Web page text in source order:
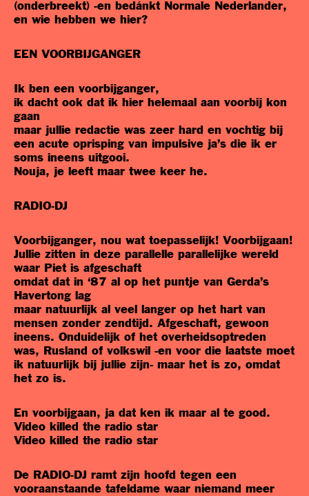
(onderbreekt) -en bedánkt Normale Nederlander,
en wie hebben we hier?
EEN VOORBIJGANGER
Ik ben een voorbijganger,
ik dacht ook dat ik hier helemaal aan voorbij kon
gaan
maar jullie redactie was zeer hard en vochtig bij
een acute oprisping van impulsive ja’s die ik er
soms ineens uitgooi.
Nouja, je leeft maar twee keer he.
RADIO-DJ
Voorbijganger, nou wat toepasselijk! Voorbijgaan!
Jullie zitten in deze parallelle parallelijke wereld
waar Piet is afgeschaft
omdat dat in ‘87 al op het puntje van Gerda’s
Havertong lag
maar natuurlijk al veel langer op het hart van
mensen zonder zendtijd. Afgeschaft, gewoon
ineens. Onduidelijk of het overheidsoptreden
was, Rusland of volkswil -en voor die laatste moet
ik natuurlijk bij jullie zijn- maar het is zo, omdat
het zo is.
En voorbijgaan, ja dat ken ik maar al te good.
Video killed the radio star
Video killed the radio star
De RADIO-DJ ramt zijn hoofd tegen een
vooraanstaande tafeldame waar niemand meer